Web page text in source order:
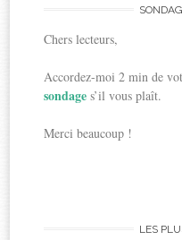
Chers lecteurs,
Accordez-moi 2 min de
sondages’il vous plaît.
Merci beaucoup !
LES